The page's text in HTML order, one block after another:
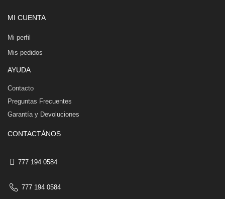
MI CUENTA
Mi perfil
Mis pedidos
AYUDA
Contacto
Preguntas Frecuentes
Garantía y Devoluciones
CONTACTÁNOS
777 194 0584
777 194 0584